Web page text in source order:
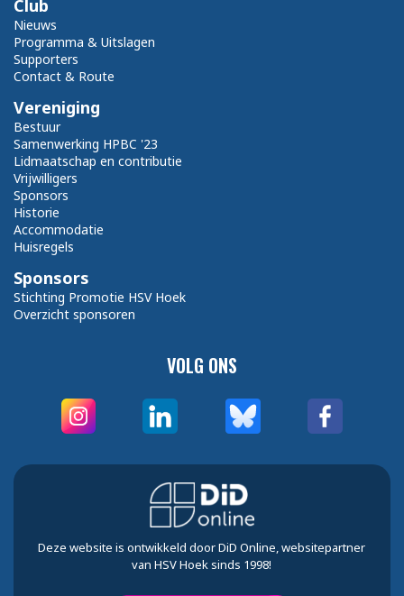
VOLG ONS
Club
Nieuws
Programma & Uitslagen
Supporters
Contact & Route
Vereniging
Bestuur
Samenwerking HPBC '23
Lidmaatschap en contributie
Vrijwilligers
Sponsors
Historie
Accommodatie
Huisregels
Sponsors
Stichting Promotie HSV Hoek
Overzicht sponsoren
Deze website is ontwikkeld door DiD Online, websitepartner
van HSV Hoek sinds 1998!